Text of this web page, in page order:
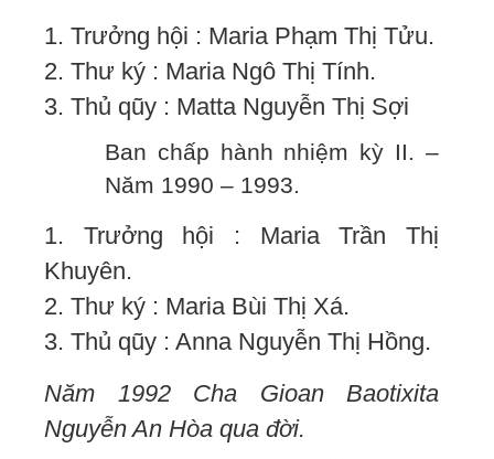
1. Trưởng hội : Maria Phạm Thị Tửu.
2. Thư ký : Maria Ngô Thị Tính.
3. Thủ qũy : Matta Nguyễn Thị Sợi
Ban chấp hành nhiệm kỳ II. –
Năm 1990 – 1993.
1. Trưởng hội : Maria Trần Thị
Khuyên.
2. Thư ký : Maria Bùi Thị Xá.
3. Thủ qũy : Anna Nguyễn Thị Hồng.
Năm 1992 Cha Gioan Baotixita
Nguyễn An Hòa qua đời.